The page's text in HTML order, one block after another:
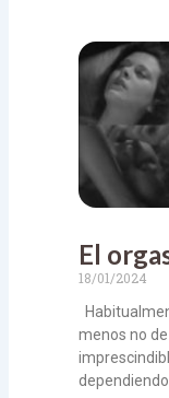
El
18/01/2024
menos no
dependiendo